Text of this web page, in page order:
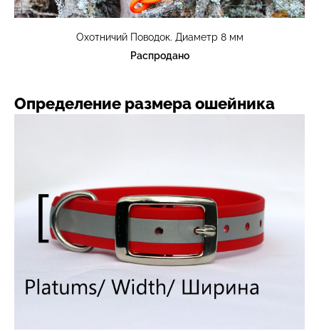
Определение размера ошейника
Охотничий Поводок. Диаметр 8 мм
Распродано